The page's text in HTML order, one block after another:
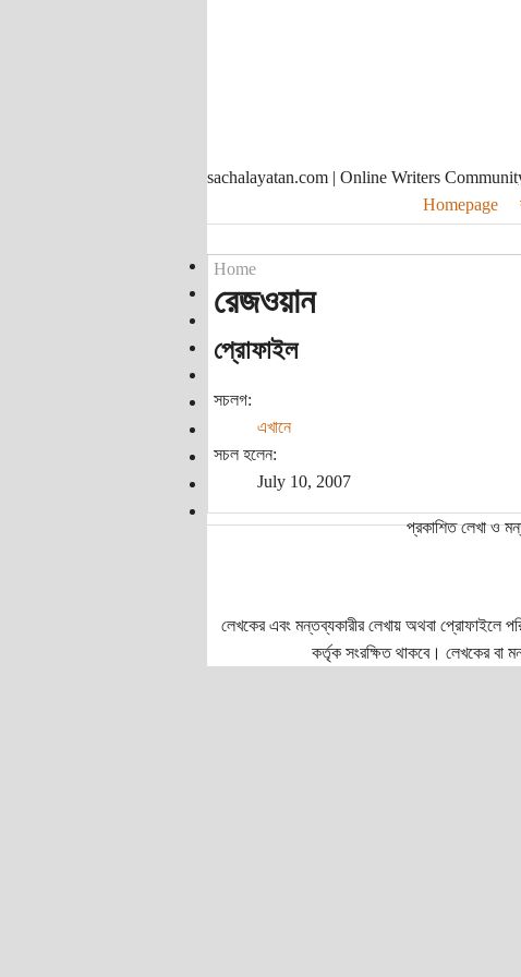
sachalayatan.com | Online Writers
Homepage
Home
রেজওয়ান
প্রোফাইল
সচলগ:
এখানে
সচল হলেন:
July 10, 2007
প্রকাশিত লেখা ও
লেখকের এবং মন্তব্যকারীর লেখায় অথবা প্রোফাইলে
কর্তৃক সংরক্ষিত থাকবে। লেখকের বা